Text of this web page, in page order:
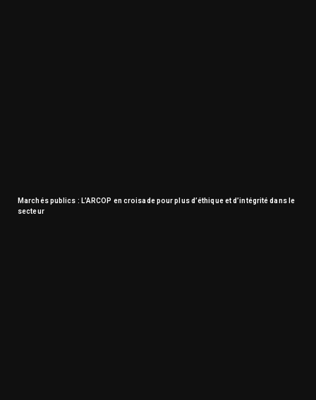
Marchés publics : L’ARCOP en croisade pour plus d’éthique et d’intégrité dans le
secteur